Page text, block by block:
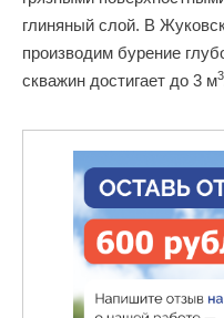
глиняный слой. В
производим бурение
скважин достигает до 3 м3